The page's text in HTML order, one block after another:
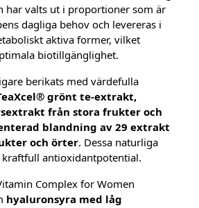
har valts ut i proportioner som är
dagliga behov och levereras i
aktiva former, vilket
biotillgänglighet.
berikats med värdefulla
grönt te-extrakt,
från stora frukter och
blandning av 29 extrakt
och örter. Dessa naturliga
kraftfull antioxidantpotential.
Complex for Women
hyaluronsyra med låg